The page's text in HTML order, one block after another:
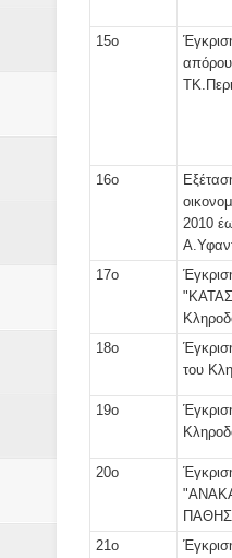
15ο
16ο
2010
17ο
18ο
του
19ο
20ο
21ο